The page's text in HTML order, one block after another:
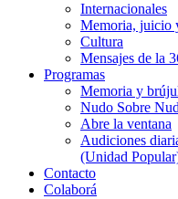
Internacionales
Memoria, juicio
Cultura
Mensajes de la
Programas
Memoria y
Nudo Sobre
Abre la ventana
Audiciones
(Unidad
Contacto
Colaborá